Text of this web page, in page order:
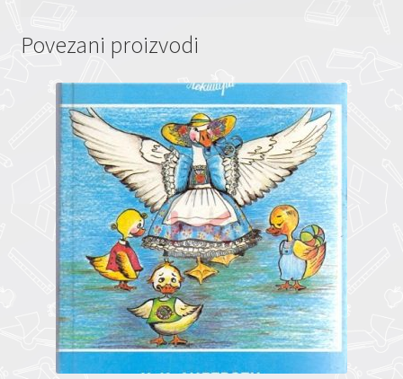
Povezani proizvodi